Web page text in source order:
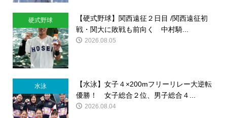
硬式野球
【硬式野球】関西遠征２日目 /関西遠征初
戦・関大に敗戦も前向く 中村騎...
2026.08.05
水泳
【水泳】女子４×200mフリーリレー大逆転
優勝！ 女子総合２位、男子総合４...
2026.08.04